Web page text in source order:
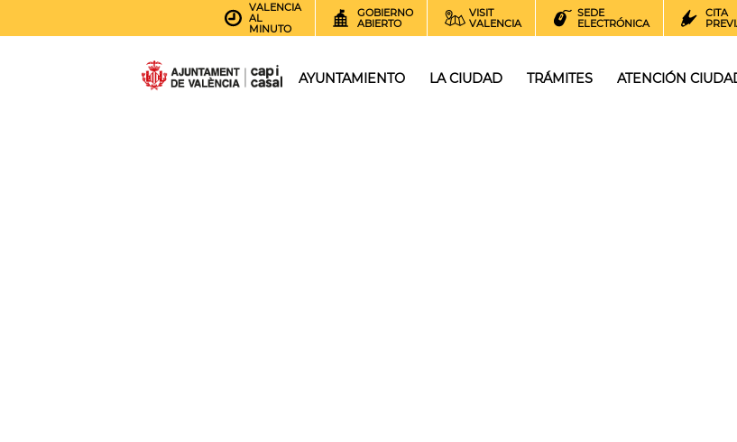
VALENCIA
AL
MINUTO
GOBIERNO
ABIERTO
VISIT
VALENCIA
SEDE
ELECTRÓNICA
CITA
AYUNTAMIENTO LA CIUDAD TRÁMITES ATENCIÓN